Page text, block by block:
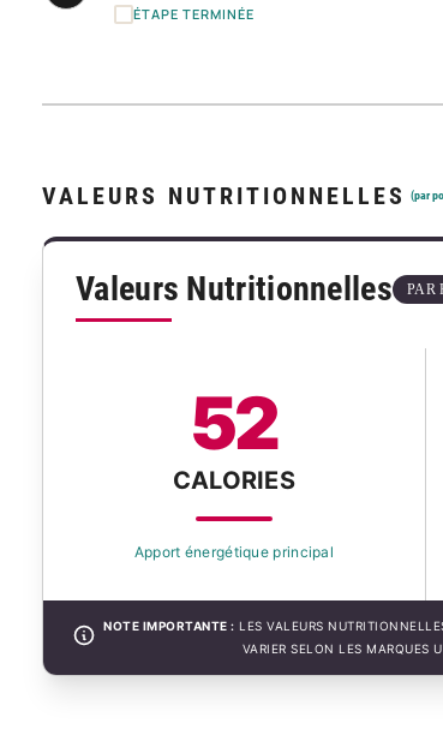
ÉTAPE TERMINÉE
VALEURS NUTRITIONNELLES (par
Valeurs Nutritionnelles PAR
52
CALORIES
Apport énergétique principal
NOTE IMPORTANTE : LES VALEURS
VARIER SELON LES MARQUES